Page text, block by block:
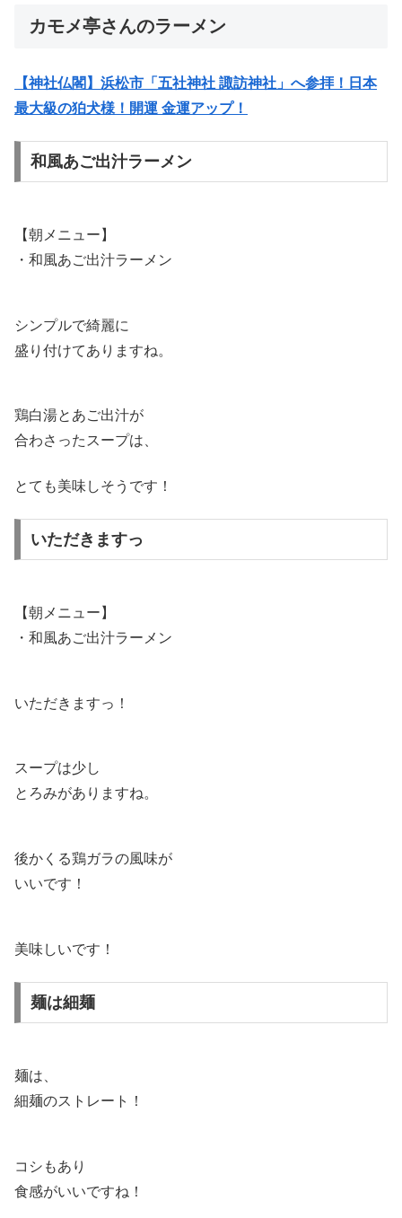
カモメ亭さんのラーメン
【神社仏閣】浜松市「五社神社 諏訪神社」へ参拝！日本
最大級の狛犬様！開運 金運アップ！
和風あご出汁ラーメン
【朝メニュー】
・和風あご出汁ラーメン
シンプルで綺麗に
盛り付けてありますね。
鶏白湯とあご出汁が
合わさったスープは、
とても美味しそうです！
いただきますっ
【朝メニュー】
・和風あご出汁ラーメン
いただきますっ！
スープは少し
とろみがありますね。
後かくる鶏ガラの風味が
いいです！
美味しいです！
麺は細麺
麺は、
細麺のストレート！
コシもあり
食感がいいですね！